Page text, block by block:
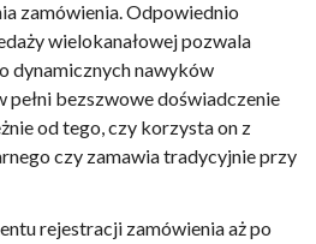
zamówienia. Odpowiednio
wielokanałowej pozwala
dynamicznych nawyków
pełni bezszwowe doświadczenie
od tego, czy korzysta on z
czy zamawia tradycyjnie przy
rejestracji zamówienia aż po